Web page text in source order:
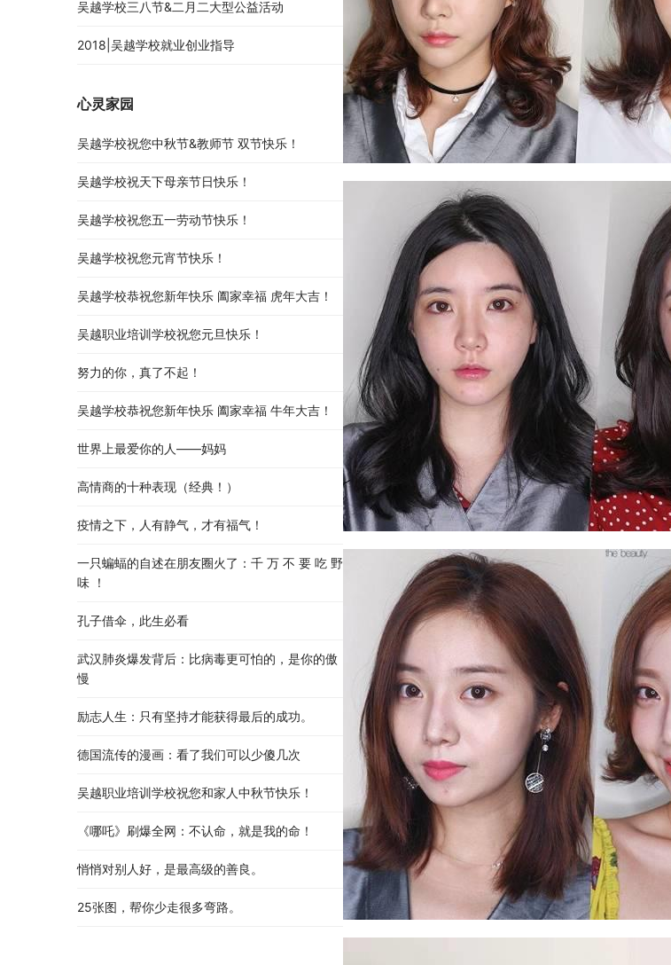
吴越学校三八节&二月二大型公益活动
2018|吴越学校就业创业指导
心灵家园
吴越学校祝您中秋节&教师节 双节快乐！
吴越学校祝天下母亲节日快乐！
吴越学校祝您五一劳动节快乐！
吴越学校祝您元宵节快乐！
吴越学校恭祝您新年快乐 阖家幸福 虎年大吉！
吴越职业培训学校祝您元旦快乐！
努力的你，真了不起！
吴越学校恭祝您新年快乐 阖家幸福 牛年大吉！
世界上最爱你的人——妈妈
高情商的十种表现（经典！）
疫情之下，人有静气，才有福气！
一只蝙蝠的自述在朋友圈火了：千 万 不 要 吃 野
味 ！
孔子借伞，此生必看
武汉肺炎爆发背后：比病毒更可怕的，是你的傲
慢
励志人生：只有坚持才能获得最后的成功。
德国流传的漫画：看了我们可以少傻几次
吴越职业培训学校祝您和家人中秋节快乐​！​
《哪吒》刷爆全网：不认命，就是我的命！
悄悄对别人好，是最高级的善良。
25张图，帮你少走很多弯路。